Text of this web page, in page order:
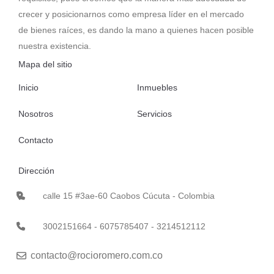
crecer y posicionarnos como empresa líder en el mercado
de bienes raíces, es dando la mano a quienes hacen posible
nuestra existencia.
Mapa del sitio
Inicio Inmuebles
Nosotros Servicios
Contacto
Dirección
calle 15 #3ae-60 Caobos Cúcuta - Colombia
3002151664 - 6075785407 - 3214512112
contacto@rocioromero.com.co